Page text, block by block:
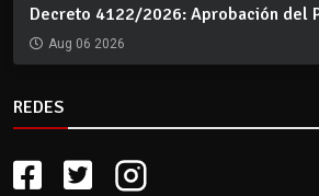
Decreto 4122/2026: Aprobación del
Aug 06 2026
REDES